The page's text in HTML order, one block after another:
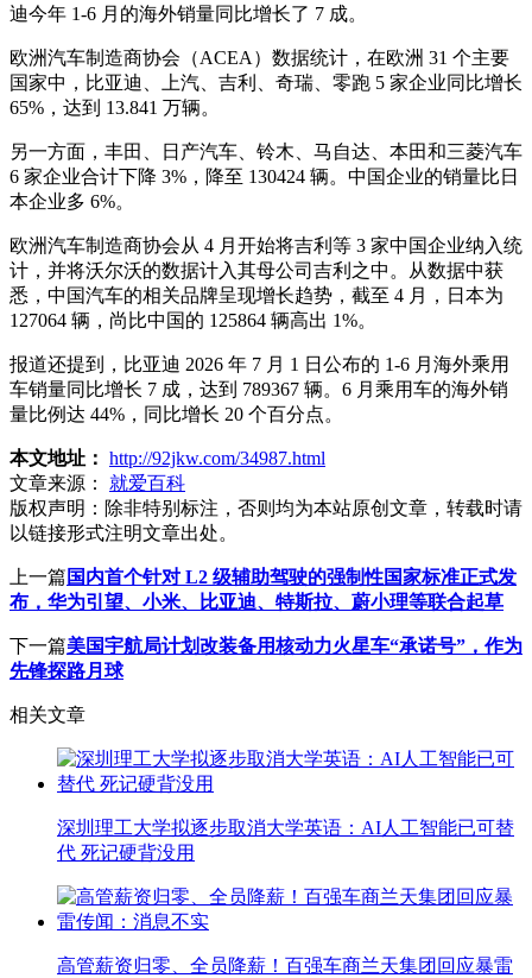
迪今年 1-6 月的海外销量同比增长了 7 成。
欧洲汽车制造商协会（ACEA）数据统计，在欧洲 31 个主要
国家中，比亚迪、上汽、吉利、奇瑞、零跑 5 家企业同比增长
65%，达到 13.841 万辆。
另一方面，丰田、日产汽车、铃木、马自达、本田和三菱汽车
6 家企业合计下降 3%，降至 130424 辆。中国企业的销量比日
本企业多 6%。
欧洲汽车制造商协会从 4 月开始将吉利等 3 家中国企业纳入统
计，并将沃尔沃的数据计入其母公司吉利之中。从数据中获
悉，中国汽车的相关品牌呈现增长趋势，截至 4 月，日本为
127064 辆，尚比中国的 125864 辆高出 1%。
报道还提到，比亚迪 2026 年 7 月 1 日公布的 1-6 月海外乘用
车销量同比增长 7 成，达到 789367 辆。6 月乘用车的海外销
量比例达 44%，同比增长 20 个百分点。
本文地址： http://92jkw.com/34987.html
文章来源：
就爱百科
版权声明： 除非特别标注，否则均为本站原创文章，转载时请
以链接形式注明文章出处。
上一篇 国内首个针对 L2 级辅助驾驶的强制性国家标准正式发
布，华为引望、小米、比亚迪、特斯拉、蔚小理等联合起草
下一篇美国宇航局计划改装备用核动力火星车“承诺号”，作为
先锋探路月球
相关文章
深圳理工大学拟逐步取消大学英语：AI人工智能已可替
代 死记硬背没用
高管薪资归零、全员降薪！百强车商兰天集团回应暴雷